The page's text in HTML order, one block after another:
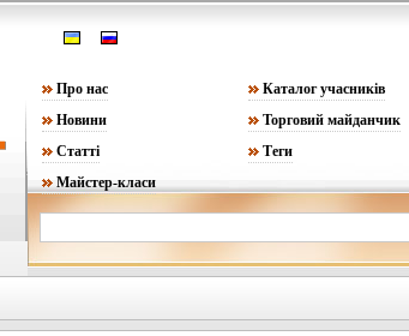
Про нас Каталог учасників
Новини
Торговий майданчик
Статті
Теги
Майстер-класи